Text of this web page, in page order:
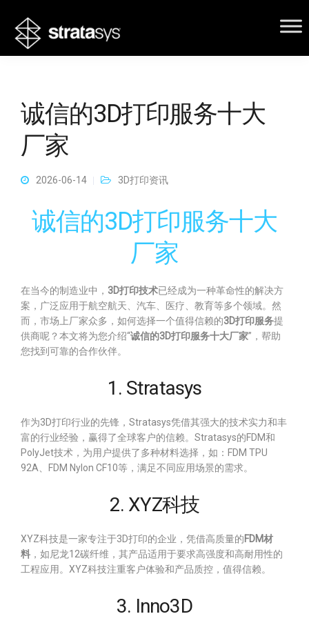
诚信的3D打印服务十大
厂家
2026-06-14 3D打印资讯
诚信的3D打印服务十大
厂家
在当今的制造业中， 3D打印技术已经成为一种革命性的解决方
案，广泛应用于航空航天、汽车、医疗、教育等多个领域。然
而，市场上厂家众多，如何选择一个值得信赖的3D打印服务提
供商呢？本文将为您介绍“诚信的3D打印服务十大厂家”，帮助
您找到可靠的合作伙伴。
1. Stratasys
作为3D打印行业的先锋，Stratasys凭借其强大的技术实力和丰
富的行业经验，赢得了全球客户的信赖。Stratasys的FDM和
PolyJet技术，为用户提供了多种材料选择，如：FDM TPU
92A、FDM Nylon CF10等，满足不同应用场景的需求。
2. XYZ科技
XYZ科技是一家专注于3D打印的企业，凭借高质量的FDM材
料 ，如尼龙12碳纤维，其产品适用于要求高强度和高耐用性的
工程应用。XYZ科技注重客户体验和产品质控，值得信赖。
3. Inno3D